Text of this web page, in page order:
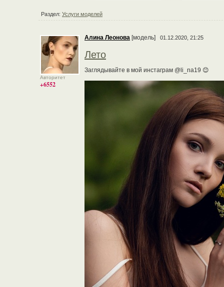
Раздел: Услуги моделей
Авторитет
+6552
Алина Леонова [модель] 01.12.2020, 21:25
Лето
Заглядывайте в мой инстаграм @li_na19 😊